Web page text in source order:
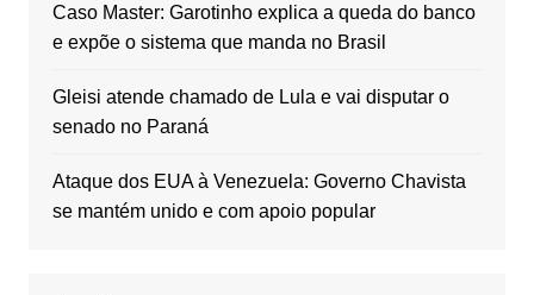
Caso Master: Garotinho explica a queda do banco
e expõe o sistema que manda no Brasil
Gleisi atende chamado de Lula e vai disputar o
senado no Paraná
Ataque dos EUA à Venezuela: Governo Chavista
se mantém unido e com apoio popular